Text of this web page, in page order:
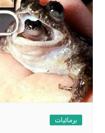
برمائيات